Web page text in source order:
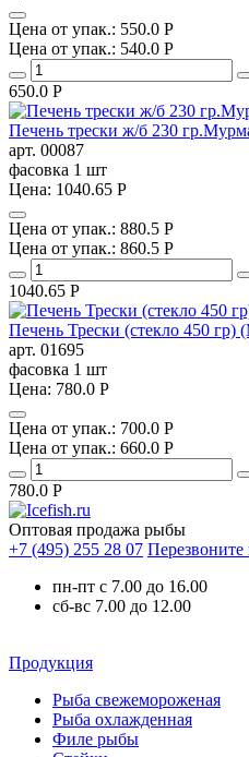
Цена от упак.: 550.0 P
Цена от упак.: 540.0 P
650.0 Р
Печень трески ж/б 230
арт. 00087
фасовка 1 шт
Цена: 1040.65 P
Цена от упак.: 880.5 P
Цена от упак.: 860.5 P
1040.65 Р
Печень Трески (стекло 450 гр)
арт. 01695
фасовка 1 шт
Цена: 780.0 P
Цена от упак.: 700.0 P
Цена от упак.: 660.0 P
780.0 Р
Оптовая продажа рыбы
+7 (495) 255 28 07 Перезвоните
пн-пт с 7.00 до 16.00
сб-вс 7.00 до 12.00
Продукция
Рыба свежемороженая
Рыба охлажденная
Филе рыбы